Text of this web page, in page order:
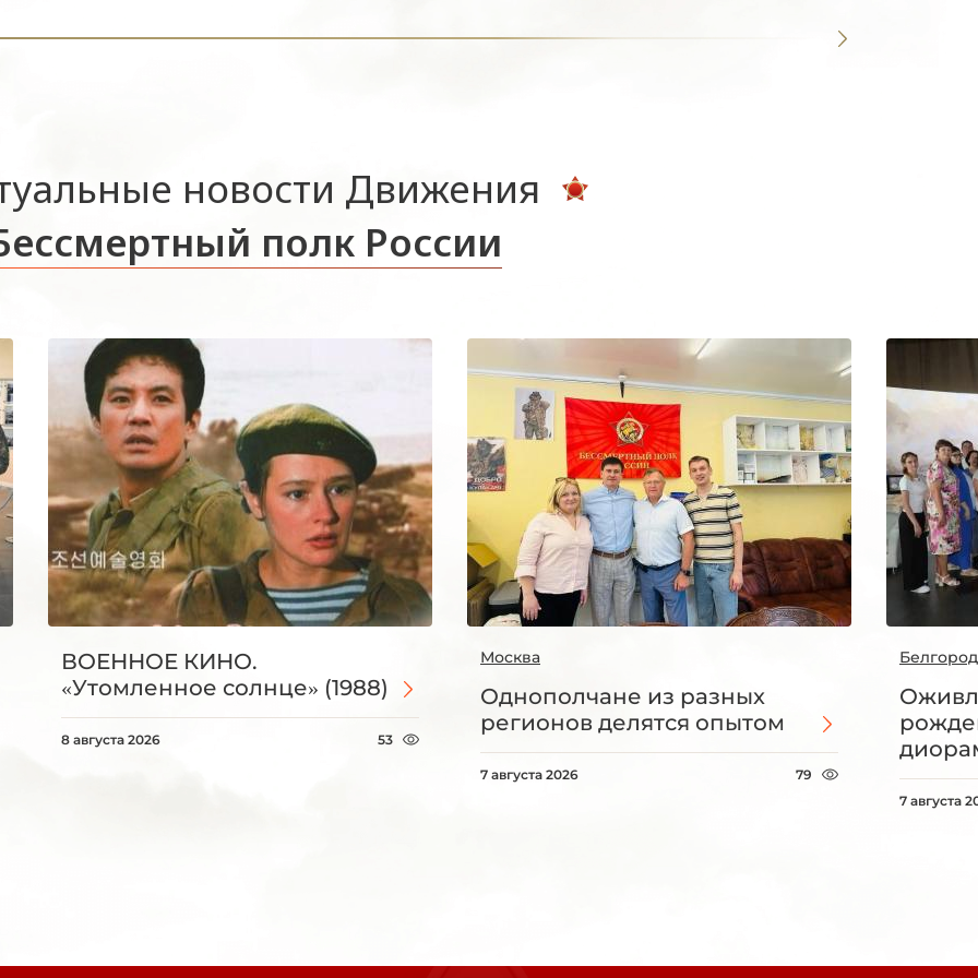
новости Движения
полк России
ВОЕННОЕ КИНО.
«Утомленное солнце» (1988)
8 августа 2026 53
Москва
Однополчане из разных
регионов делятся опытом
7 августа 2026 79
7 августа